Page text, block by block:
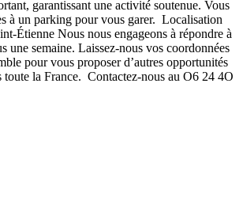
garantissant une activité soutenue. Vous
à un parking pour vous garer. Localisation
Étienne Nous nous engageons à répondre à
une semaine. Laissez-nous vos coordonnées
pour vous proposer d’autres opportunités
toute la France. Contactez-nous au O6 24 4O